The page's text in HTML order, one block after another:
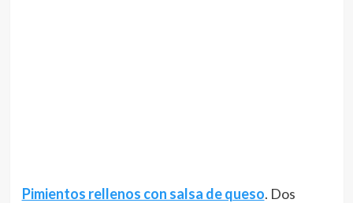
Pimientos rellenos con salsa de queso. Dos